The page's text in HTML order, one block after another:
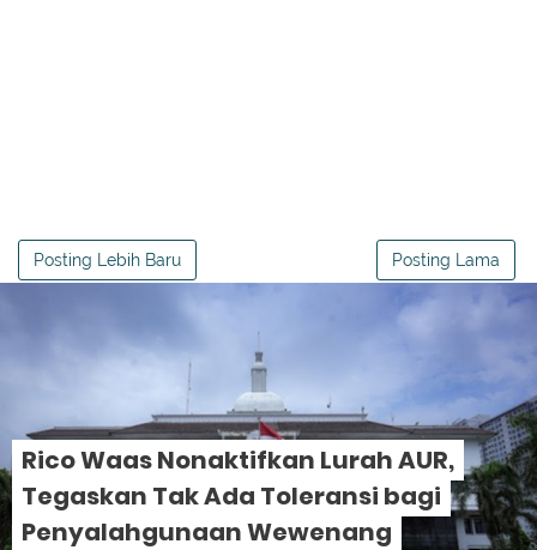
Posting Lebih Baru Posting Lama
Rico Waas Nonaktifkan Lurah AUR,
Tegaskan Tak Ada Toleransi bagi
Penyalahgunaan Wewenang